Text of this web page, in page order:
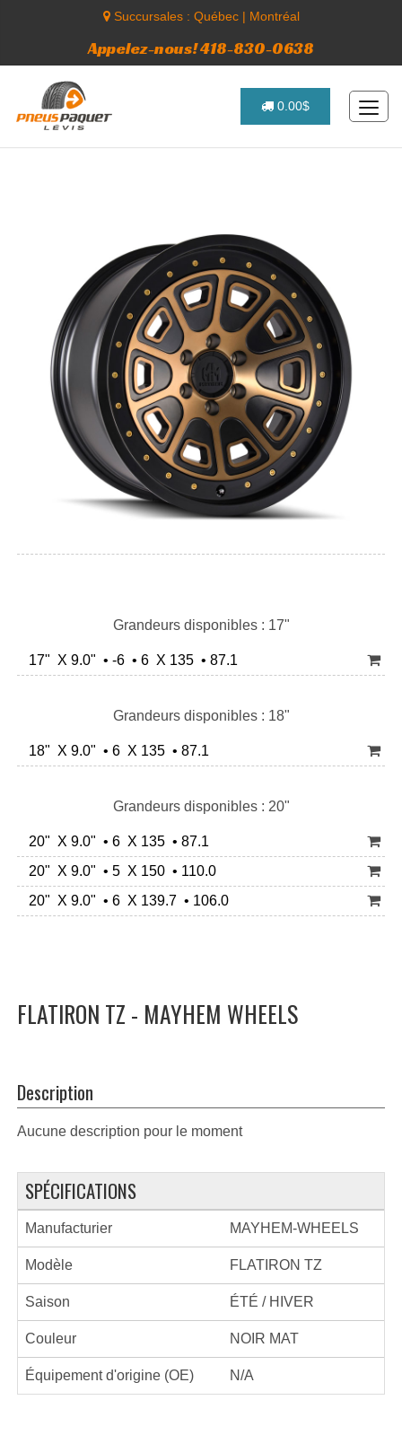
Succursales : Québec| Montréal
Appelez-nous! 418-830-0638
0.00$
Grandeurs disponibles : 17"
17" X 9.0" • -6 • 6 X 135 • 87.1
Grandeurs disponibles : 18"
18" X 9.0" • 6 X 135 • 87.1
Grandeurs disponibles : 20"
20" X 9.0" • 6 X 135 • 87.1
20" X 9.0" • 5 X 150 • 110.0
20" X 9.0" • 6 X 139.7 • 106.0
FLATIRON TZ - MAYHEM WHEELS
Description
Aucune description pour le moment
SPÉCIFICATIONS
Manufacturier MAYHEM-WHEELS
Modèle FLATIRON TZ
Saison ÉTÉ / HIVER
Couleur NOIR MAT
Équipement d'origine (OE) N/A